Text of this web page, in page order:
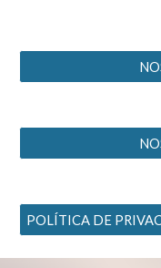
POLÍTICA DE